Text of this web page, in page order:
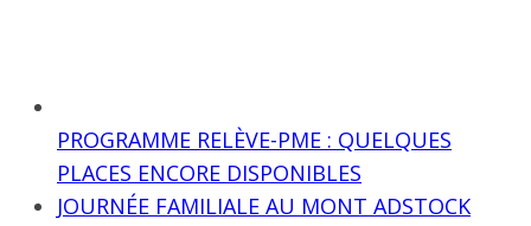
PROGRAMME RELÈVE-PME : QUELQUES
PLACES ENCORE DISPONIBLES
JOURNÉE FAMILIALE AU MONT ADSTOCK